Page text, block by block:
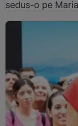
sedus-o pe